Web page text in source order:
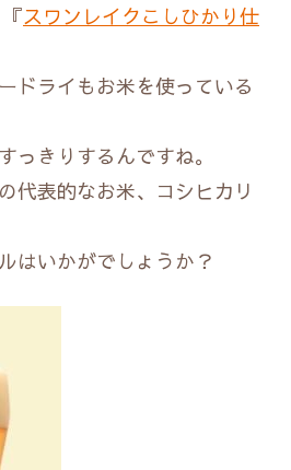
スワンレイクこしひかり仕
ドライもお米を使っている
っきりするんですね。
代表的なお米、コシヒカリ
はいかがでしょうか？